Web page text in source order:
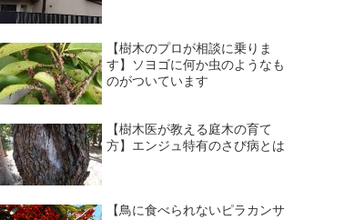
【樹木のプロが相談に乗りま
す】ソヨゴに何か虫のようなも
のがついています
【樹木医が教える庭木の育て
方】エンジュ特有のさび病とは
【鳥に食べられないピラカンサ